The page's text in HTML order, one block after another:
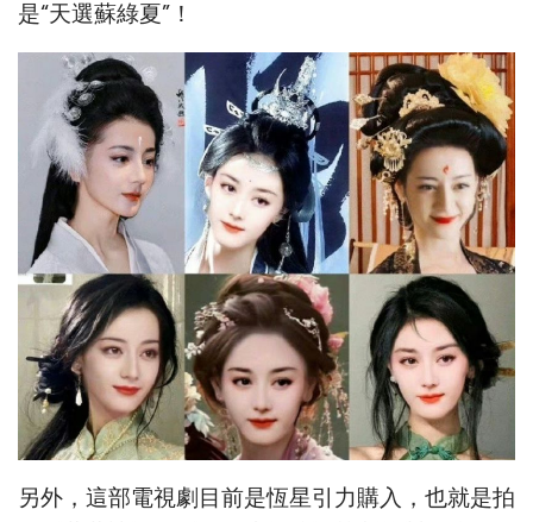
是“天選蘇綠夏”！
另外，這部電視劇目前是恆星引力購入，也就是拍